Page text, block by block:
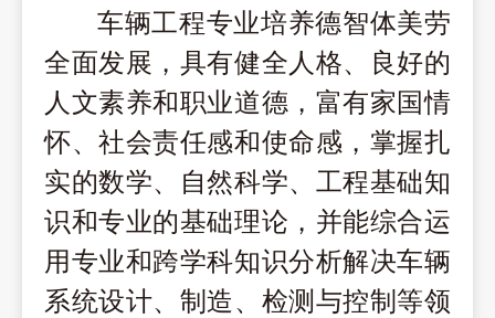
车辆工程专业培养德智体美劳
全面发展，具有健全人格、良好的
人文素养和职业道德，富有家国情
怀、社会责任感和使命感，掌握扎
实的数学、自然科学、工程基础知
识和专业的基础理论，并能综合运
用专业和跨学科知识分析解决车辆
系统设计、制造、检测与控制等领